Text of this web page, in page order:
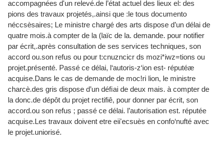
accompagnées d'un relevé.de l’état actuel des lieux el: des
pions des travaux projetés,.ainsi que :le tous documento
néccsèsaires; Le ministre chargé des arts dispose d’un délai de
quatre mois.à compter de la (laïc de la. demande. pour notifier
par écrit,.après consultation de ses services techniques, son
accord ou.son refus ou pour t:cnuzncicr ds mozi*iwz=tions ou
projet.présenté. Passé ce délai, l‘autoris-z‘ion est- réputéæ
acquise.Dans le cas de demande de moc!ri lion, le ministre
charcè.des gris dispose d’un déﬁai de deux mais. à compter de
la donc.de dépôt du projet rectifiê, pour donner par écrit, son
accord.ou son refus ; passé ce délai. l’autorisation est. réputée
acquise.Les travaux doivent etre eii'ecsuès en confo‘nufté avec
le projet.uniorisé.